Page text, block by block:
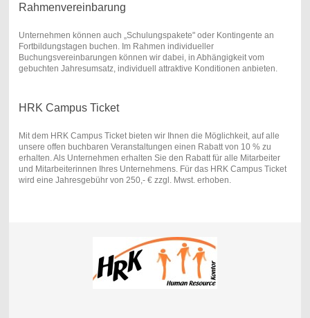
Rahmenvereinbarung
Unternehmen können auch „Schulungspakete" oder Kontingente an
Fortbildungstagen buchen. Im Rahmen individueller
Buchungsvereinbarungen können wir dabei, in Abhängigkeit vom
gebuchten Jahresumsatz, individuell attraktive Konditionen anbieten.
HRK Campus Ticket
Mit dem HRK Campus Ticket bieten wir Ihnen die Möglichkeit, auf alle
unsere offen buchbaren Veranstaltungen einen Rabatt von 10 % zu
erhalten. Als Unternehmen erhalten Sie den Rabatt für alle Mitarbeiter
und Mitarbeiterinnen Ihres Unternehmens. Für das HRK Campus Ticket
wird eine Jahresgebühr von 250,- € zzgl. Mwst. erhoben.